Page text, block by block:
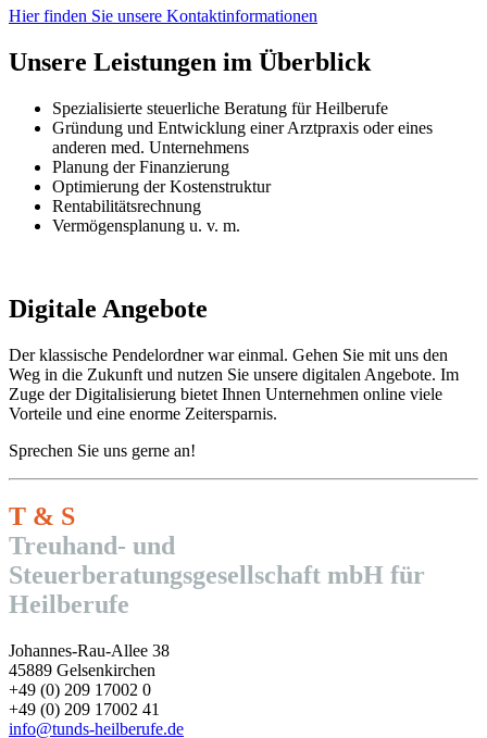
Hier finden Sie unsere Kontaktinformationen
Unsere Leistungen im Überblick
Spezialisierte steuerliche Beratung für Heilberufe
Gründung und Entwicklung einer Arztpraxis oder eines
anderen med. Unternehmens
Planung der Finanzierung
Optimierung der Kostenstruktur
Rentabilitätsrechnung
Vermögensplanung u. v. m.
Digitale Angebote
Der klassische Pendelordner war einmal. Gehen Sie mit uns den
Weg in die Zukunft und nutzen Sie unsere digitalen Angebote. Im
Zuge der Digitalisierung bietet Ihnen Unternehmen online viele
Vorteile und eine enorme Zeitersparnis.
Sprechen Sie uns gerne an!
T & S
Treuhand- und
Steuerberatungsgesellschaft mbH für
Heilberufe
Johannes-Rau-Allee 38
45889 Gelsenkirchen
+49 (0) 209 17002 0
+49 (0) 209 17002 41
info@tunds-heilberufe.de